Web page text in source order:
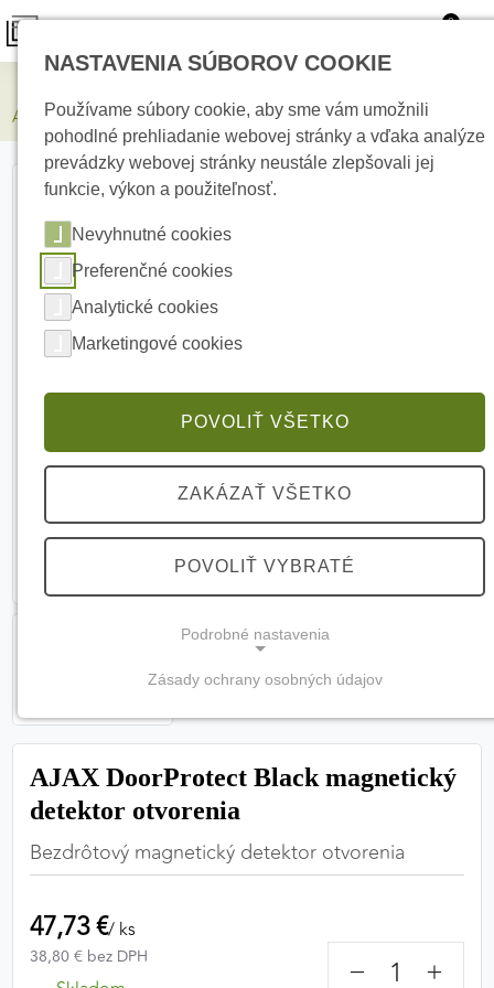
0
AJAX DoorProtect Black magnetický detektor otvorenia
AJAX DoorProtect Black magnetický
detektor otvorenia
Bezdrôtový magnetický detektor otvorenia
47,73 €/ ks
38,80 € bez DPH − +
NASTAVENIA SÚBOROV COOKIE
Používame súbory cookie, aby sme vám umožnili
pohodlné prehliadanie webovej stránky a vďaka analýze
prevádzky webovej stránky neustále zlepšovali jej
funkcie, výkon a použiteľnosť.
Nevyhnutné cookies
Preferenčné cookies
Analytické cookies
Marketingové cookies
POVOLIŤ VŠETKO
ZAKÁZAŤ VŠETKO
POVOLIŤ VYBRATÉ
Podrobné nastavenia
(vždy aktívne, nemožno vypnúť)
Tieto cookies sú potrebné na správne fungovanie
webovej stránky a bez nich by nebolo možné
Nevyhnutné cookies
PREFERENČNÉ COOKIES
Zásady ochrany osobných údajov